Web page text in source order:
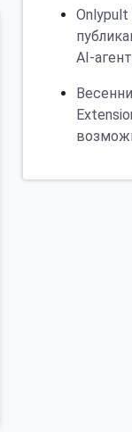
Onlypult
AI-